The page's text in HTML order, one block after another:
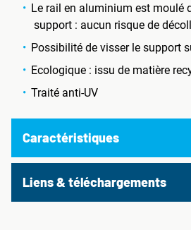
Le rail en aluminium est moulé
support : aucun risque de
Possibilité de visser le support
Ecologique : issu de matière
Traité anti-UV
Caractéristiques
Liens & téléchargements